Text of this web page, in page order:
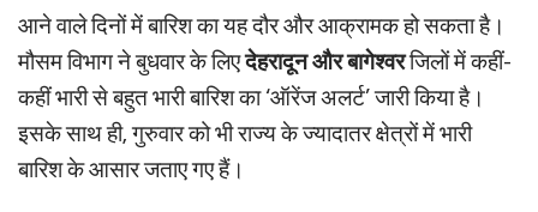
आने वाले दिनों में बारिश का यह दौर और आक्रामक हो सकता है।
मौसम विभाग ने बुधवार के लिएदेहरादून और बागेश्वरजिलों में कहीं-
कहीं भारी से बहुत भारी बारिश का ‘ऑरेंज अलर्ट’ जारी किया है।
इसके साथ ही, गुरुवार को भी राज्य के ज्यादातर क्षेत्रों में भारी
बारिश के आसार जताए गए हैं।